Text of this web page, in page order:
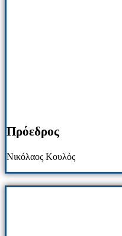
Πρόεδρος
Νικόλαος Κουλός